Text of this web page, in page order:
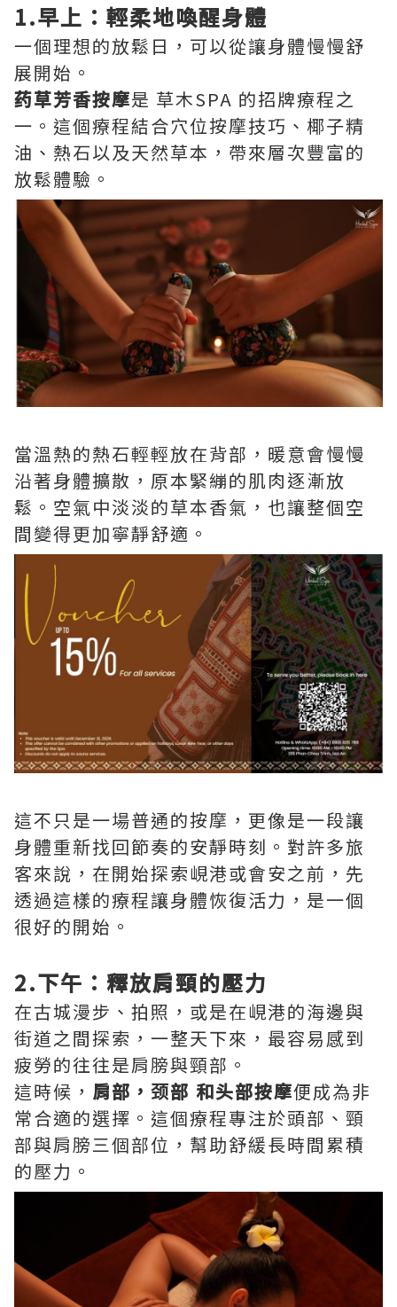
1.早上：輕柔地喚醒身體
一個理想的放鬆日，可以從讓身體慢慢舒
展開始。
药草芳香按摩是 草木SPA 的招牌療程之
一。這個療程結合穴位按摩技巧、椰子精
油、熱石以及天然草本，帶來層次豐富的
放鬆體驗。
當溫熱的熱石輕輕放在背部，暖意會慢慢
沿著身體擴散，原本緊繃的肌肉逐漸放
鬆。空氣中淡淡的草本香氣，也讓整個空
間變得更加寧靜舒適。
這不只是一場普通的按摩，更像是一段讓
身體重新找回節奏的安靜時刻。對許多旅
客來說，在開始探索峴港或會安之前，先
透過這樣的療程讓身體恢復活力，是一個
很好的開始。
2.下午：釋放肩頸的壓力
在古城漫步、拍照，或是在峴港的海邊與
街道之間探索，一整天下來，最容易感到
疲勞的往往是肩膀與頸部。
這時候， 肩部，颈部 和头部按摩便成為非
常合適的選擇。這個療程專注於頭部、頸
部與肩膀三個部位，幫助舒緩長時間累積
的壓力。